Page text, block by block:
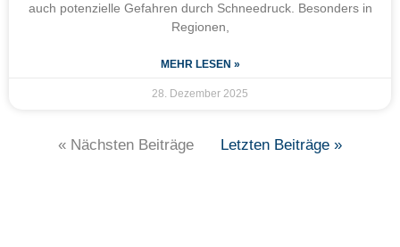
auch potenzielle Gefahren durch Schneedruck. Besonders in
Regionen,
MEHR LESEN »
28. Dezember 2025
« Nächsten Beiträge Letzten Beiträge »